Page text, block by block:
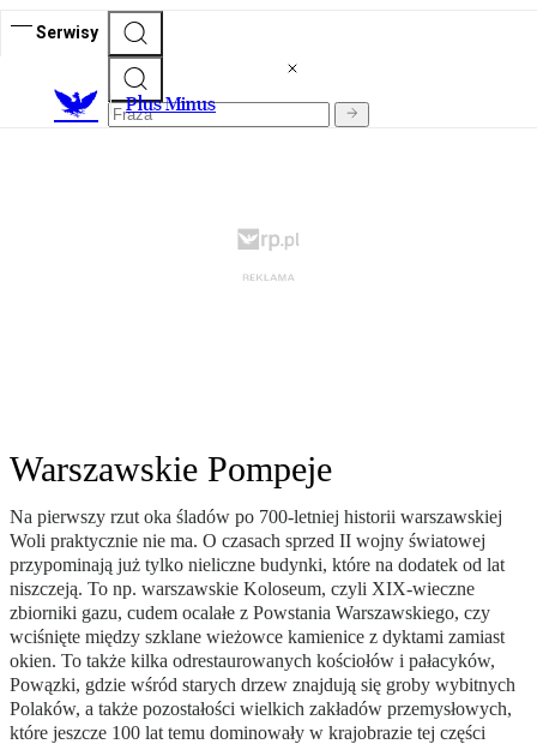
Serwisy
Plus Minus
Warszawskie Pompeje
Na pierwszy rzut oka śladów po 700-letniej historii warszawskiej
Woli praktycznie nie ma. O czasach sprzed II wojny światowej
przypominają już tylko nieliczne budynki, które na dodatek od lat
niszczeją. To np. warszawskie Koloseum, czyli XIX-wieczne
zbiorniki gazu, cudem ocalałe z Powstania Warszawskiego, czy
wciśnięte między szklane wieżowce kamienice z dyktami zamiast
okien. To także kilka odrestaurowanych kościołów i pałacyków,
Powązki, gdzie wśród starych drzew znajdują się groby wybitnych
Polaków, a także pozostałości wielkich zakładów przemysłowych,
które jeszcze 100 lat temu dominowały w krajobrazie tej części